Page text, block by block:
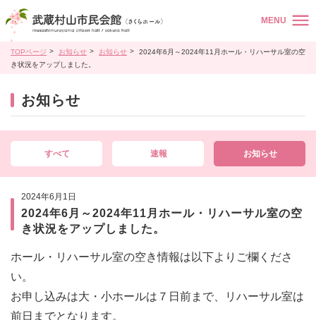
MENU
TOPページ お知らせ お知らせ
2024年6月～2024年11月ホール・リハーサル室の空
き状況をアップしました。
お知らせ
すべて 速報 お知らせ
2024年6月1日
2024年6月～2024年11月ホール・リハーサル室の空
き状況をアップしました。
ホール・リハーサル室の空き情報は以下よりご欄くださ
い。
お申し込みは大・小ホールは７日前まで、リハーサル室は
前日までとなります。